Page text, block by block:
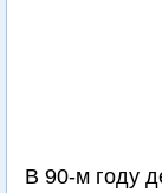
В 90-м году